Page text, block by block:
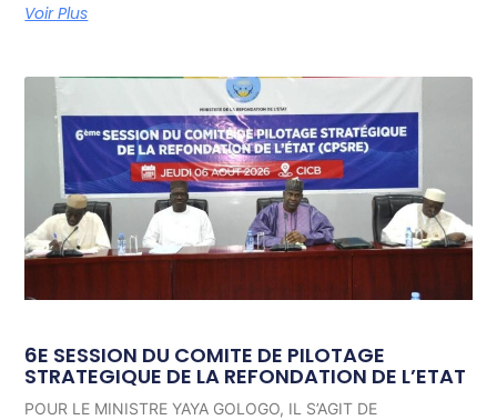
Voir Plus
6E SESSION DU COMITE DE PILOTAGE
STRATEGIQUE DE LA REFONDATION DE L’ETAT
POUR LE MINISTRE YAYA GOLOGO, IL S’AGIT DE